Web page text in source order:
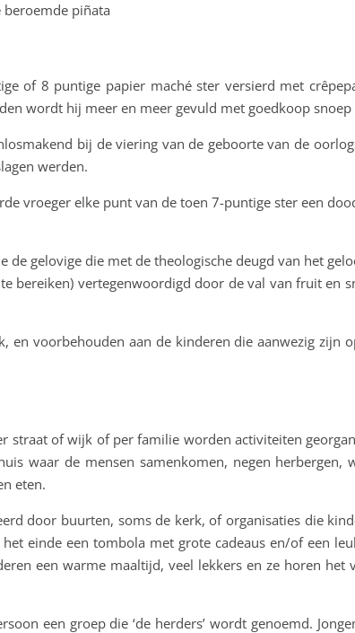
beroemde piñata
of 8 puntige papier maché ster versierd met
wordt hij meer en meer gevuld met goedkoop
bij de viering van de geboorte van de
werden.
vroeger elke punt van de toen 7-puntige ster een
gelovige die met de theologische deugd van het
bereiken) vertegenwoordigd door de val van fruit
en voorbehouden aan de kinderen die aanwezig zijn
straat of wijk of per familie worden activiteiten
waar de mensen samenkomen, negen
eten.
door buurten, soms de kerk, of organisaties die
einde een tombola met grote cadeaus en/of een
een warme maaltijd, veel lekkers en ze horen
een groep die ‘de herders’ wordt genoemd.